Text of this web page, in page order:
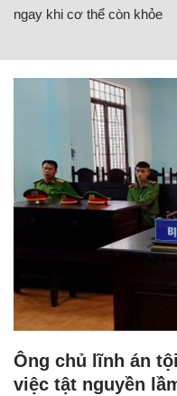
ngay khi cơ thể còn khỏe
Ông chủ lĩnh án
việc tật nguyền